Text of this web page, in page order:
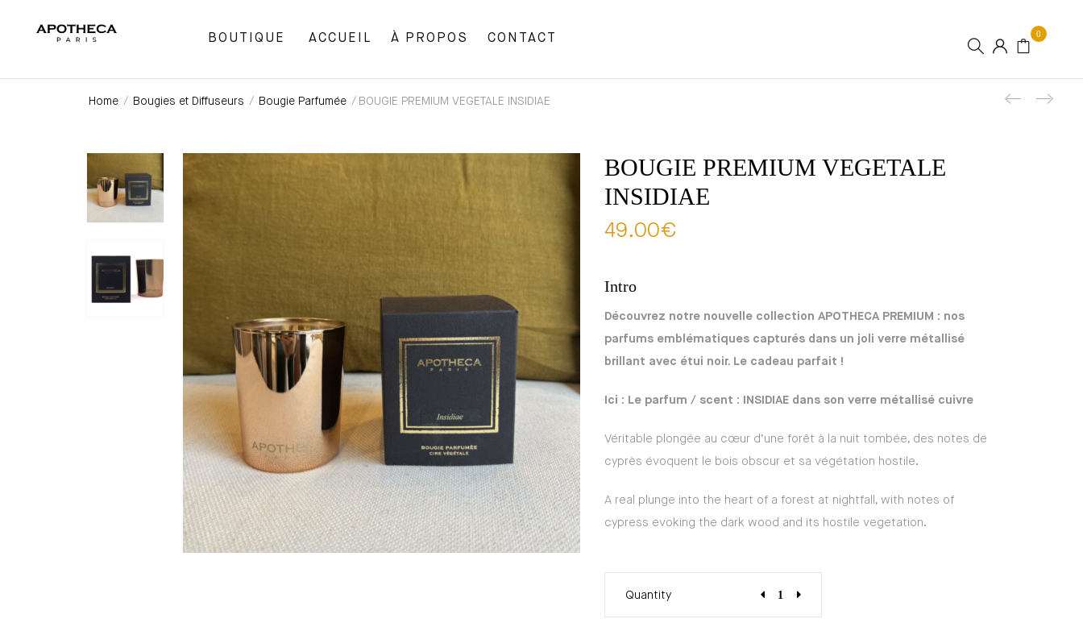
BOUTIQUE ACCUEIL À PROPOS CONTACT 0
Home / Bougies et Diffuseurs / Bougie Parfumée / BOUGIE PREMIUM VEGETALE INSIDIAE
BOUGIE PREMIUM VEGETALE
INSIDIAE
49.00€
Intro
Découvrez notre nouvelle collection APOTHECA PREMIUM : nos
parfums emblématiques capturés dans un joli verre métallisé
brillant avec étui noir. Le cadeau parfait !
Ici : Le parfum / scent : INSIDIAE dans son verre métallisé cuivre
Véritable plongée au cœur d’une forêt à la nuit tombée, des notes de
cyprès évoquent le bois obscur et sa végétation hostile.
A real plunge into the heart of a forest at nightfall, with notes of
cypress evoking the dark wood and its hostile vegetation.
Quantity